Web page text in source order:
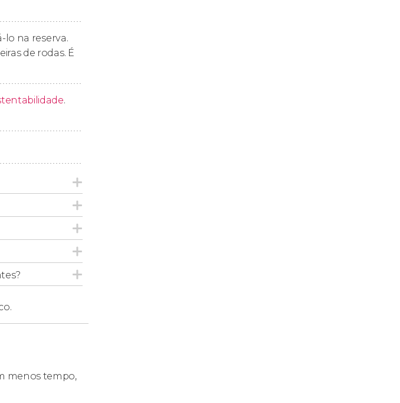
lo na reserva.
de rodas. É
.
menos tempo,